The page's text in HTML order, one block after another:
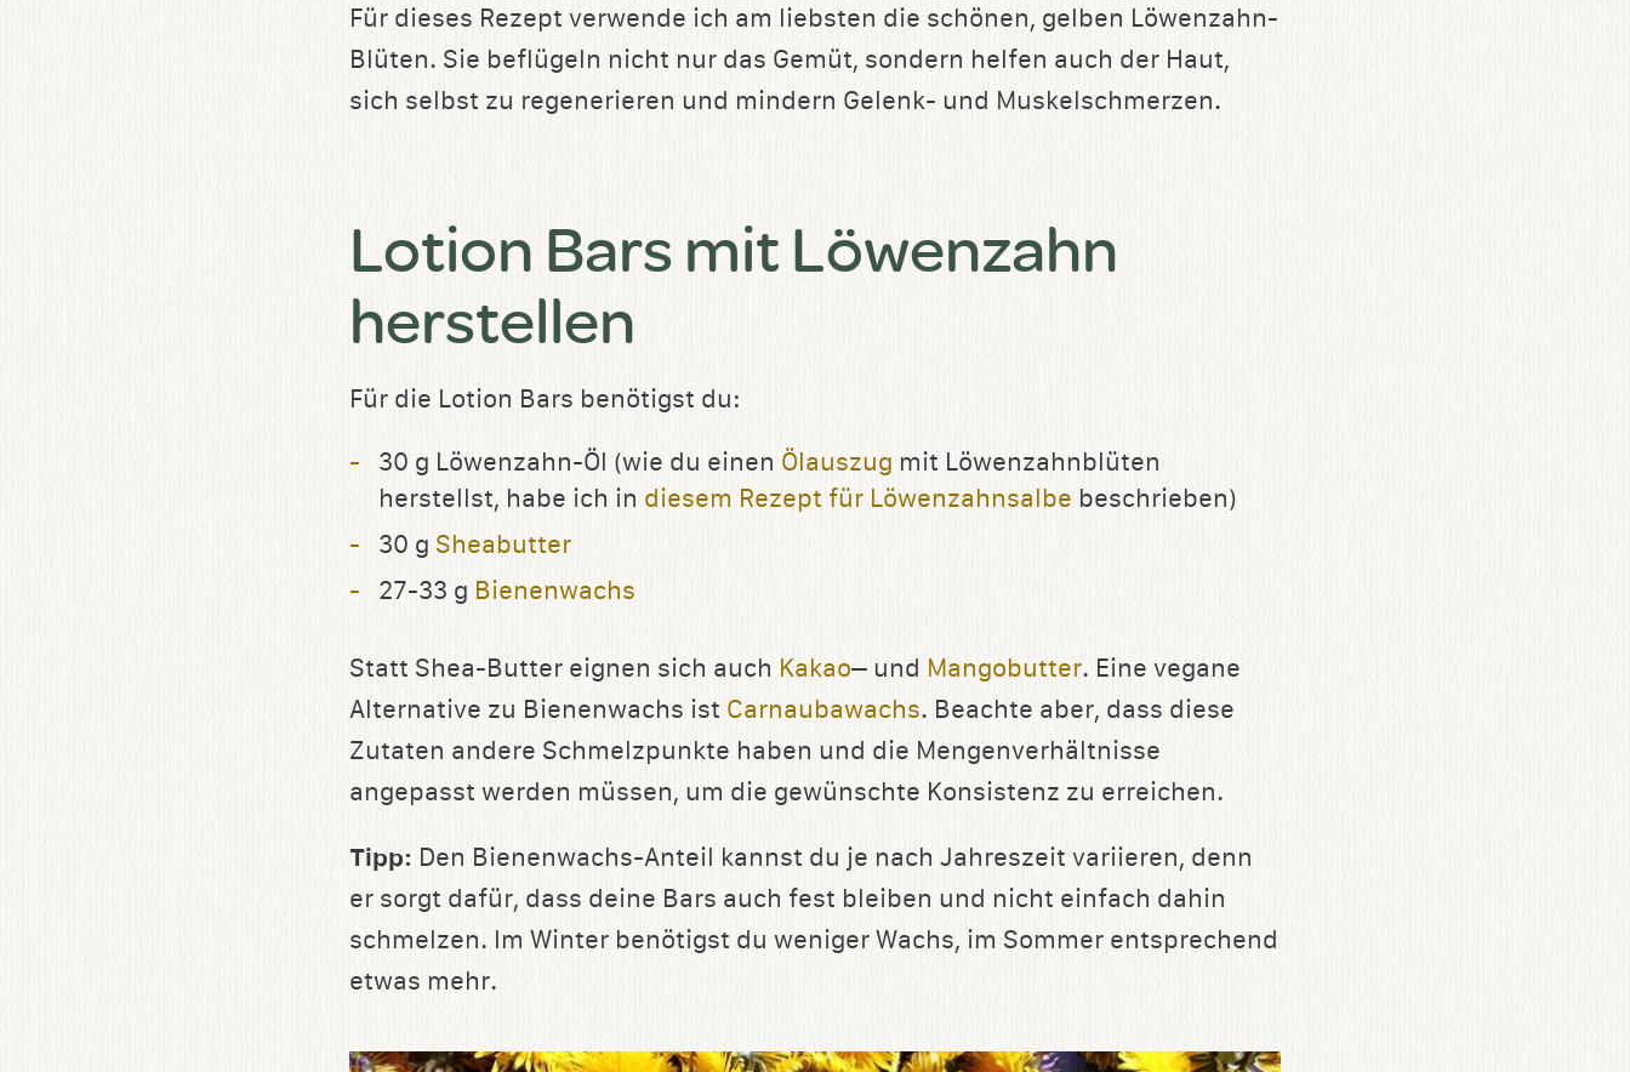
Für dieses Rezept verwende ich am liebsten die schönen, gelben Löwenzahn-
Blüten. Sie beflügeln nicht nur das Gemüt, sondern helfen auch der Haut,
sich selbst zu regenerieren und mindern Gelenk- und Muskelschmerzen.
Lotion Bars mit Löwenzahn
herstellen
Für die Lotion Bars benötigst du:
30 g Löwenzahn-Öl (wie du einen Ölauszug mit Löwenzahnblüten
herstellst, habe ich in diesem Rezept für Löwenzahnsalbe beschrieben)
30 g Sheabutter
27-33 g Bienenwachs
Statt Shea-Butter eignen sich auch Kakao– und Mangobutter. Eine vegane
Alternative zu Bienenwachs ist Carnaubawachs. Beachte aber, dass diese
Zutaten andere Schmelzpunkte haben und die Mengenverhältnisse
angepasst werden müssen, um die gewünschte Konsistenz zu erreichen.
Tipp: Den Bienenwachs-Anteil kannst du je nach Jahreszeit variieren, denn
er sorgt dafür, dass deine Bars auch fest bleiben und nicht einfach dahin
schmelzen. Im Winter benötigst du weniger Wachs, im Sommer entsprechend
etwas mehr.